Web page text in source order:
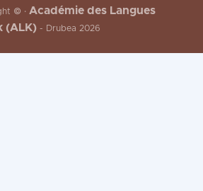
© ·Académie des Langues
(ALK) - Drubea 2026